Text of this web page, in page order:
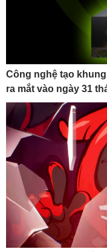
Công nghệ tạo
ra mắt vào ngày 31